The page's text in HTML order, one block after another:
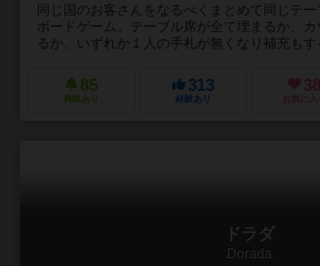
同じ国のお客さんをなるべくまとめて同じテ
ボードゲーム。テーブル席が全て埋まるか、カ
るか、いずれか１人の手札が無くなり補充もす
85
興味あり
313
経験あり
38
お気に入
ドラダ
Dorada